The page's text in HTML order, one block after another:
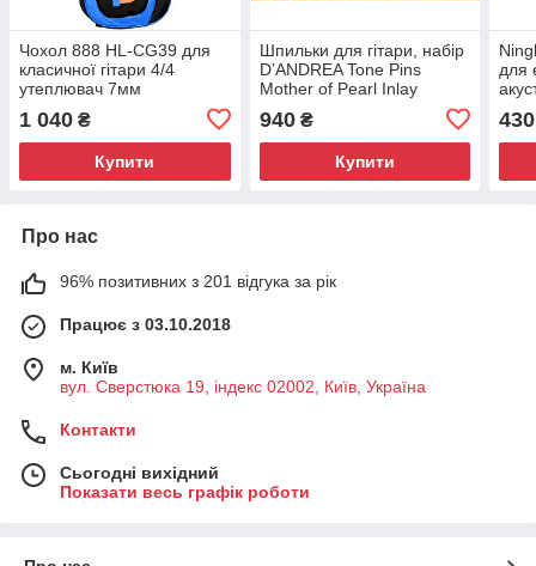
Чохол 888 HL-CG39 для
класичної гітари 4/4
утеплювач 7мм
1 040 ₴
Купити
Шпильки для гітари, набір
D’ANDREA Tone Pins
Mother of Pearl Inlay
940₴
Купити
для
430
Про нас
96% позитивних з 201 відгука за рік
Працює з 03.10.2018
м. Київ
вул. Сверстюка 19, індекс 02002, Київ, Україна
Контакти
Сьогодні вихідний
Показати весь графік роботи